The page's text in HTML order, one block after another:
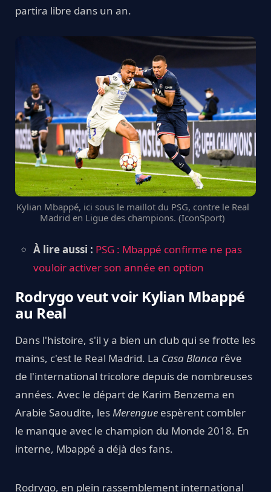
partira libre dans un an.
Kylian Mbappé, ici sous le maillot du PSG, contre le Real
Madrid en Ligue des champions. (IconSport)
À lire aussi : PSG : Mbappé confirme ne pas
vouloir activer son année en option
Rodrygo veut voir Kylian Mbappé
au Real
Dans l'histoire, s'il y a bien un club qui se frotte les
mains, c'est le Real Madrid. La Casa Blanca rêve
de l'international tricolore depuis de nombreuses
années. Avec le départ de Karim Benzema en
Arabie Saoudite, lesMerengue espèrent combler
le manque avec le champion du Monde 2018. En
interne, Mbappé a déjà des fans.
Rodrygo, en plein rassemblement international